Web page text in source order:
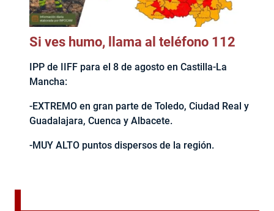
Si ves humo, llama al teléfono 112
IPP de IIFF para el 8 de agosto en Castilla-La
Mancha:
-EXTREMO en gran parte de Toledo, Ciudad Real y
Guadalajara, Cuenca y Albacete.
-MUY ALTO puntos dispersos de la región.